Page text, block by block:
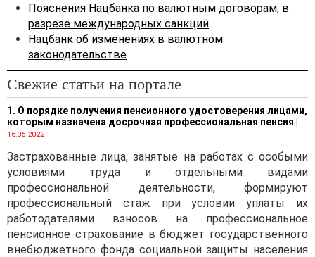
Порядок регистрации
валютных договоров,
информации об изменении,
исполнении валютного
договора регламентирован
Инструкцией о регистрации
договоров, утвержденной
постановлением Правления
Национального банка
Республики Беларусь от
12.02.2021 № 37 (далее —
Инструкция № 37,
постановление № 37
Пояснения Нацбанка по валютным договорам, в
разрезе международных санкций
Нацбанк об изменениях в валютном
законодательстве
Свежие статьи на портале
1. О порядке получения пенсионного удостоверения лицами,
которым назначена досрочная профессиональная пенсия |
16.05.2022
Застрахованные лица, занятые на работах с особыми
условиями труда и отдельными видами
профессиональной деятельности, формируют
профессиональный стаж при условии уплаты их
работодателями взносов на профессиональное
пенсионное страхование в бюджет государственного
внебюджетного фонда социальной защиты населения